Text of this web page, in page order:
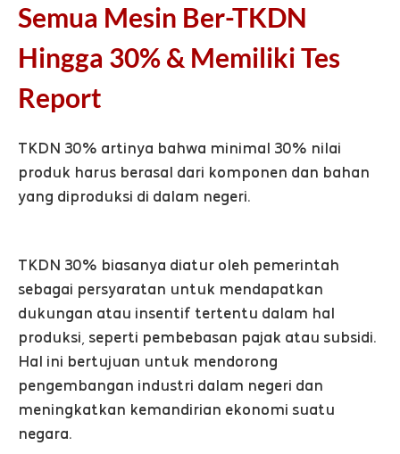
Semua Mesin Ber-TKDN
Hingga 30% & Memiliki Tes
Report
TKDN 30% artinya bahwa minimal 30% nilai
produk harus berasal dari komponen dan bahan
yang diproduksi di dalam negeri.
TKDN 30% biasanya diatur oleh pemerintah
sebagai persyaratan untuk mendapatkan
dukungan atau insentif tertentu dalam hal
produksi, seperti pembebasan pajak atau subsidi.
Hal ini bertujuan untuk mendorong
pengembangan industri dalam negeri dan
meningkatkan kemandirian ekonomi suatu
negara.